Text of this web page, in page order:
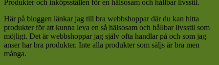
Produkter och inköpsställen för en hälsosam och hållbar livsstil.
Här på bloggen länkar jag till bra webbshoppar där du kan hitta
produkter för att kunna leva en så hälsosam och hållbar livsstil som
möjligt. Det är webbshoppar jag själv ofta handlar på och som jag
anser har bra produkter. Inte alla produkter som säljs är bra men
många.